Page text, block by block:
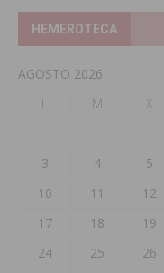
HEMEROTECA
AGOSTO 2026
L
M X
3
4 5
10
11 12
17
18 19
24
25 26